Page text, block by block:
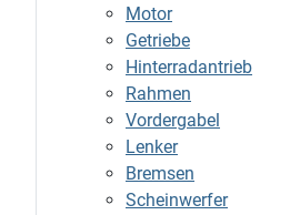
Motor
Getriebe
Hinterradantrieb
Rahmen
Vordergabel
Lenker
Bremsen
Scheinwerfer